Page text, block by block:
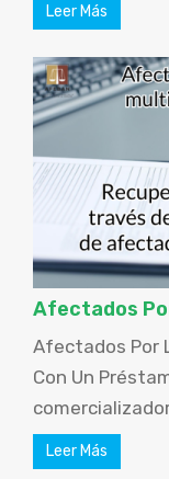
Leer Más
Afectados
Afectados Por
Con Un
Leer Más